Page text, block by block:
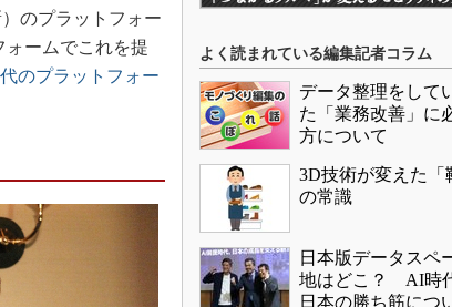
のプラットフォー
ォームでこれを提
のプラットフォー
よく読まれている編集記者コラム
データ整理をして
た「業務改善」に
方について
3D技術が変えた「
の常識
日本版データスペ
地はどこ？ AI時
日本の勝ち筋につ